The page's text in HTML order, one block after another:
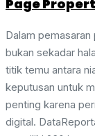
Page
Dalam
bukan sekadar
titik temu antara
keputusan untuk
penting karena
digital.